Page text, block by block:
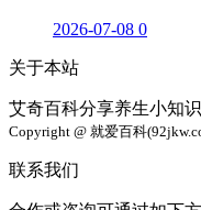
2026-07-08 0
关于本站
艾奇百科分享养生小知
Copyright @ 就爱百科
联系我们